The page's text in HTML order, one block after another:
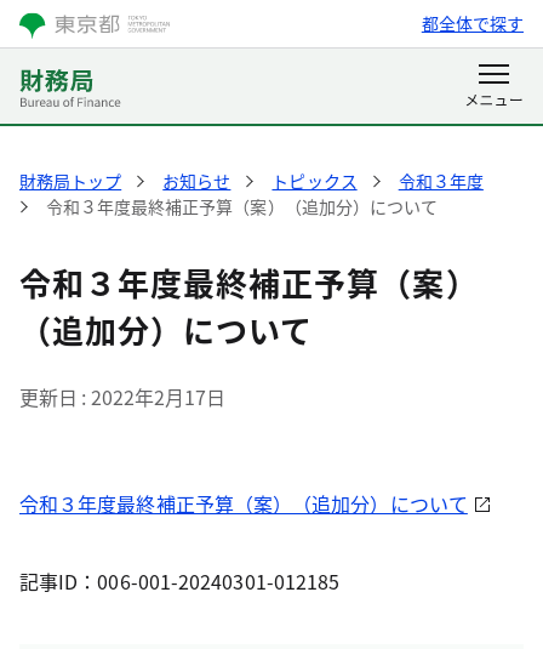
都全体で探す
財務局トップ お知らせ トピックス
令和３年度
令和３年度最終補正予算（案）（追加分）について
令和３年度最終補正予算（案）
（追加分）について
更新日 2022年2月17日
令和３年度最終補正予算（案）（追加分）について
記事ID：006-001-20240301-012185